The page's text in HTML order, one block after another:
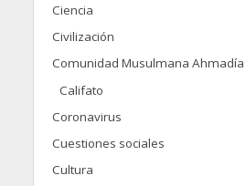
Ciencia
Civilización
Comunidad Musulmana Ahmadía
Califato
Coronavirus
Cuestiones sociales
Cultura